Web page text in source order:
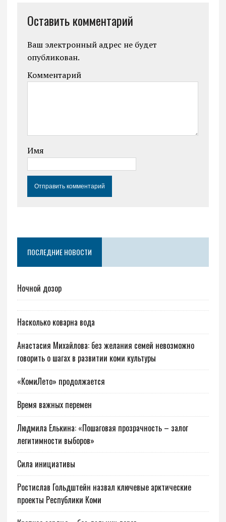
Оставить комментарий
Ваш электронный адрес не будет
опубликован.
Комментарий
Имя
ПОСЛЕДНИЕ НОВОСТИ
Ночной дозор
Насколько коварна вода
Анастасия Михайлова: без желания семей невозможно
говорить о шагах в развитии коми культуры
«КомиЛето» продолжается
Время важных перемен
Людмила Елькина: «Пошаговая прозрачность – залог
легитимности выборов»
Сила инициативы
Ростислав Гольдштейн назвал ключевые арктические
проекты Республики Коми